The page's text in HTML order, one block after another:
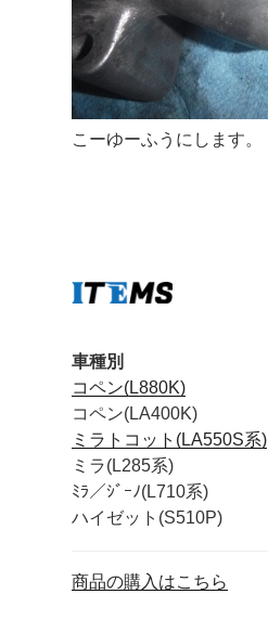
こーゆーふうにします。
車種別
コペン(L880K)
コペン(LA400K)
ミラトコット(LA550S系)
ミラ(L285系)
ﾐﾗ／ｼﾞｰﾉ(L710系)
ハイゼット(S510P)
商品の購入はこちら